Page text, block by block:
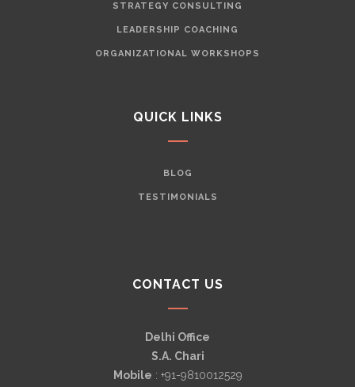
STRATEGY CONSULTING
LEADERSHIP COACHING
ORGANIZATIONAL WORKSHOPS
QUICK LINKS
BLOG
TESTIMONIALS
CONTACT US
Delhi Office
S.A. Chari
Mobile : +91-9810012529